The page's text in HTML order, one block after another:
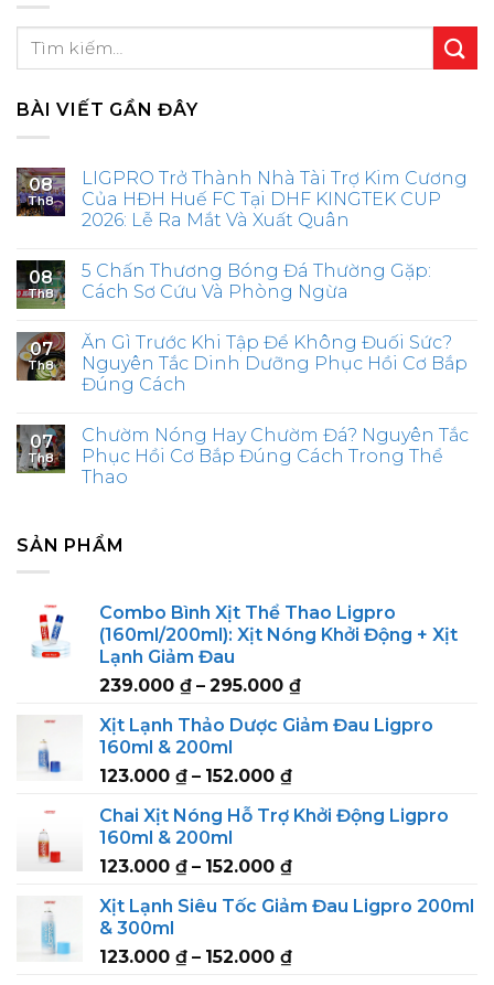
BÀI VIẾT GẦN ĐÂY
08
Th8
LIGPRO Trở Thành Nhà Tài Trợ Kim Cương
Của HĐH Huế FC Tại DHF KINGTEK CUP
2026: Lễ Ra Mắt Và Xuất Quân
08
Th8
5 Chấn Thương Bóng Đá Thường Gặp:
Cách Sơ Cứu Và Phòng Ngừa
07
Th8
Ăn Gì Trước Khi Tập Để Không Đuối Sức?
Nguyên Tắc Dinh Dưỡng Phục Hồi Cơ Bắp
Đúng Cách
07
Th8
Chườm Nóng Hay Chườm Đá? Nguyên Tắc
Phục Hồi Cơ Bắp Đúng Cách Trong Thể
Thao
SẢN PHẨM
Combo Bình Xịt Thể Thao Ligpro
(160ml/200ml): Xịt Nóng Khởi Động + Xịt
Lạnh Giảm Đau
239.000 ₫ – 295.000 ₫Price
239.000 ₫
Xịt Lạnh Thảo Dược Giảm Đau Ligpro
160ml & 200ml
123.000 ₫ – 152.000 ₫Price
123.000 ₫
152.000 ₫
Chai Xịt Nóng Hỗ Trợ Khởi Động Ligpro
160ml & 200ml
123.000 ₫ – 152.000 ₫Price
123.000 ₫
152.000 ₫
Xịt Lạnh Siêu Tốc Giảm Đau Ligpro 200ml
& 300ml
123.000 ₫ – 152.000 ₫Price